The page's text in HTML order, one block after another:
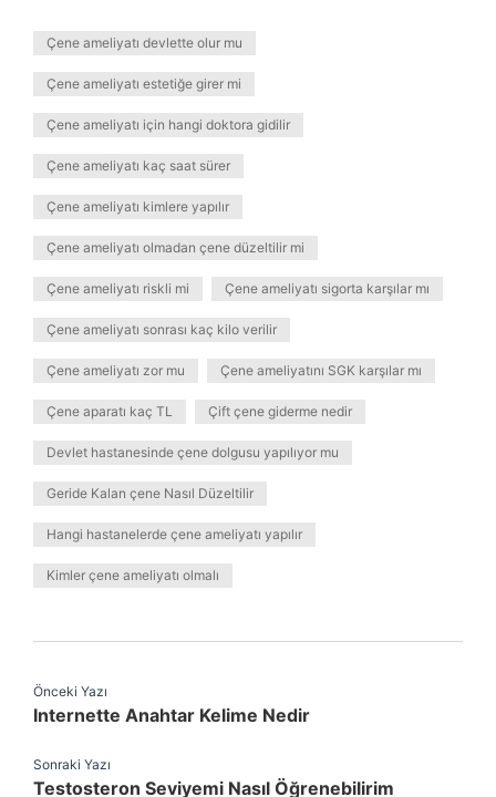
Çene ameliyatı devlette olur mu
Çene ameliyatı estetiğe girer mi
Çene ameliyatı için hangi doktora gidilir
Çene ameliyatı kaç saat sürer
Çene ameliyatı kimlere yapılır
Çene ameliyatı olmadan çene düzeltilir mi
Çene ameliyatı riskli mi Çene ameliyatı sigorta karşılar mı
Çene ameliyatı sonrası kaç kilo verilir
Çene ameliyatı zor mu Çene ameliyatını SGK karşılar mı
Çene aparatı kaç TL Çift çene giderme nedir
Devlet hastanesinde çene dolgusu yapılıyor mu
Geride Kalan çene Nasıl Düzeltilir
Hangi hastanelerde çene ameliyatı yapılır
Kimler çene ameliyatı olmalı
Önceki Yazı
Internette Anahtar Kelime Nedir
Sonraki Yazı
Testosteron Seviyemi Nasıl Öğrenebilirim